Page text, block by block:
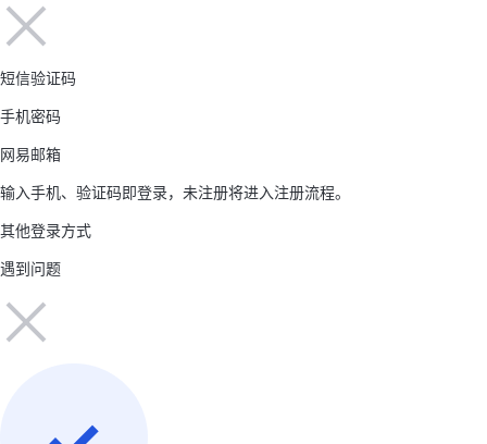
短信验证码
手机密码
网易邮箱
输入手机、验证码即登录，未注册将进入注册流程。
其他登录方式
遇到问题